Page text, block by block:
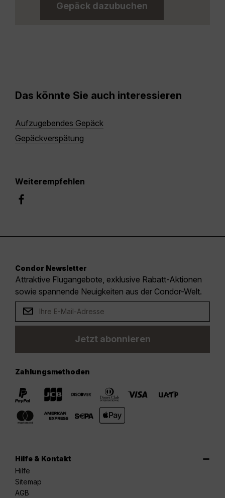
Gepäck dazubuchen
Das könnte Sie auch interessieren
Aufzugebendes Gepäck
Gepäckverspätung
Weiterempfehlen
Condor Newsletter
Attraktive Flugangebote, exklusive Rabatt-Aktionen
sowie spannende Neuigkeiten aus der Condor-Welt.
Jetzt abonnieren
Zahlungsmethoden
Hilfe & Kontakt
Hilfe
Sitemap
AGB